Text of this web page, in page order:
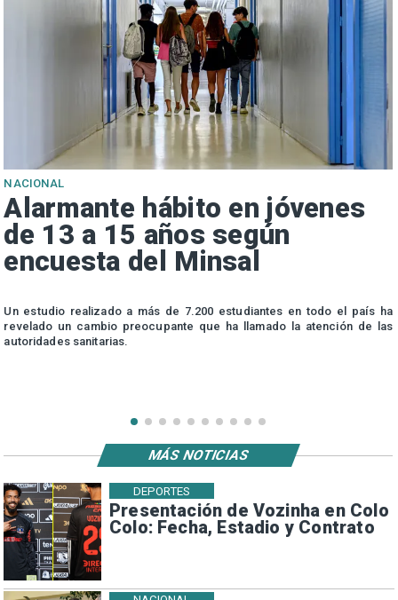
NACIONAL
Alarmante hábito en jóvenes
de 13 a 15 años según
encuesta del Minsal
Un estudio realizado a más de 7.200 estudiantes en todo el país ha
revelado un cambio preocupante que ha llamado la atención de las
autoridades sanitarias.
Presentación de Vozinha en Colo
Colo: Fecha, Estadio y Contrato
DEPORTES
MÁS NOTICIAS